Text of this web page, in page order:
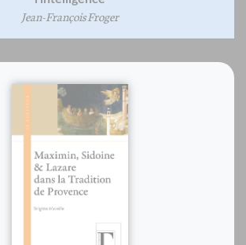
Jean-François Froger